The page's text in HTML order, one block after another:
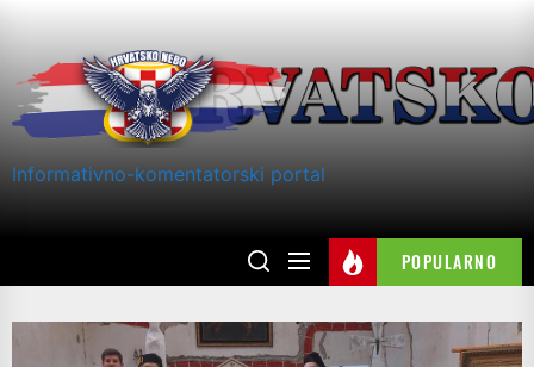
content
Informativno-komentatorski portal
POPULARNO